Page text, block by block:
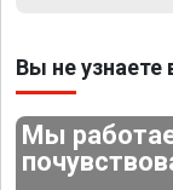
Вы не
Мы